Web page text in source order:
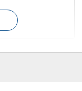
レスポンスが早い